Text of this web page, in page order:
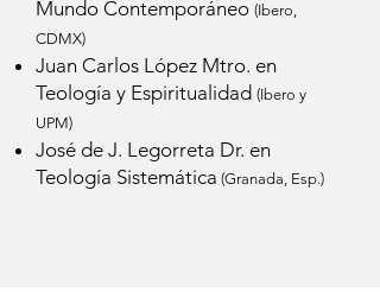
Mundo Contemporáneo (Ibero,
CDMX)
Juan Carlos López Mtro. en
Teología y Espiritualidad (Ibero y
UPM)
José de J. Legorreta Dr. en
Teología Sistemática (Granada, Esp.)